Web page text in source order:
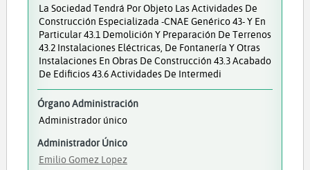
La Sociedad Tendrá Por Objeto Las Actividades De
Construcción Especializada -CNAE Genérico 43- Y En
Particular 43.1 Demolición Y Preparación De Terrenos
43.2 Instalaciones Eléctricas, De Fontanería Y Otras
Instalaciones En Obras De Construcción 43.3 Acabado
De Edificios 43.6 Actividades De Intermedi
Órgano Administración
Administrador único
Administrador Único
Emilio Gomez Lopez